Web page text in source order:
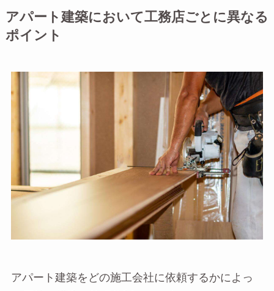
アパート建築において工務店ごとに異なる
ポイント
アパート建築をどの施工会社に依頼するかによっ